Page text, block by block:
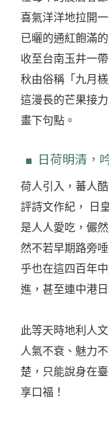
喜氣洋洋地拉開
已曬的通紅飽滿
收至台南玉井一
秋由俗稱「九月
這漫長的芒果接
畫下句點。
日荷明清，
荷人引入，蕃人
評詩文作紀， 日
是人人愛吃，儼
然不若早期路旁
乎也在這四百年
進，甚至連中港
此等天時地利人
人氣不衰、魅力
楚，只能說身在
享口福！